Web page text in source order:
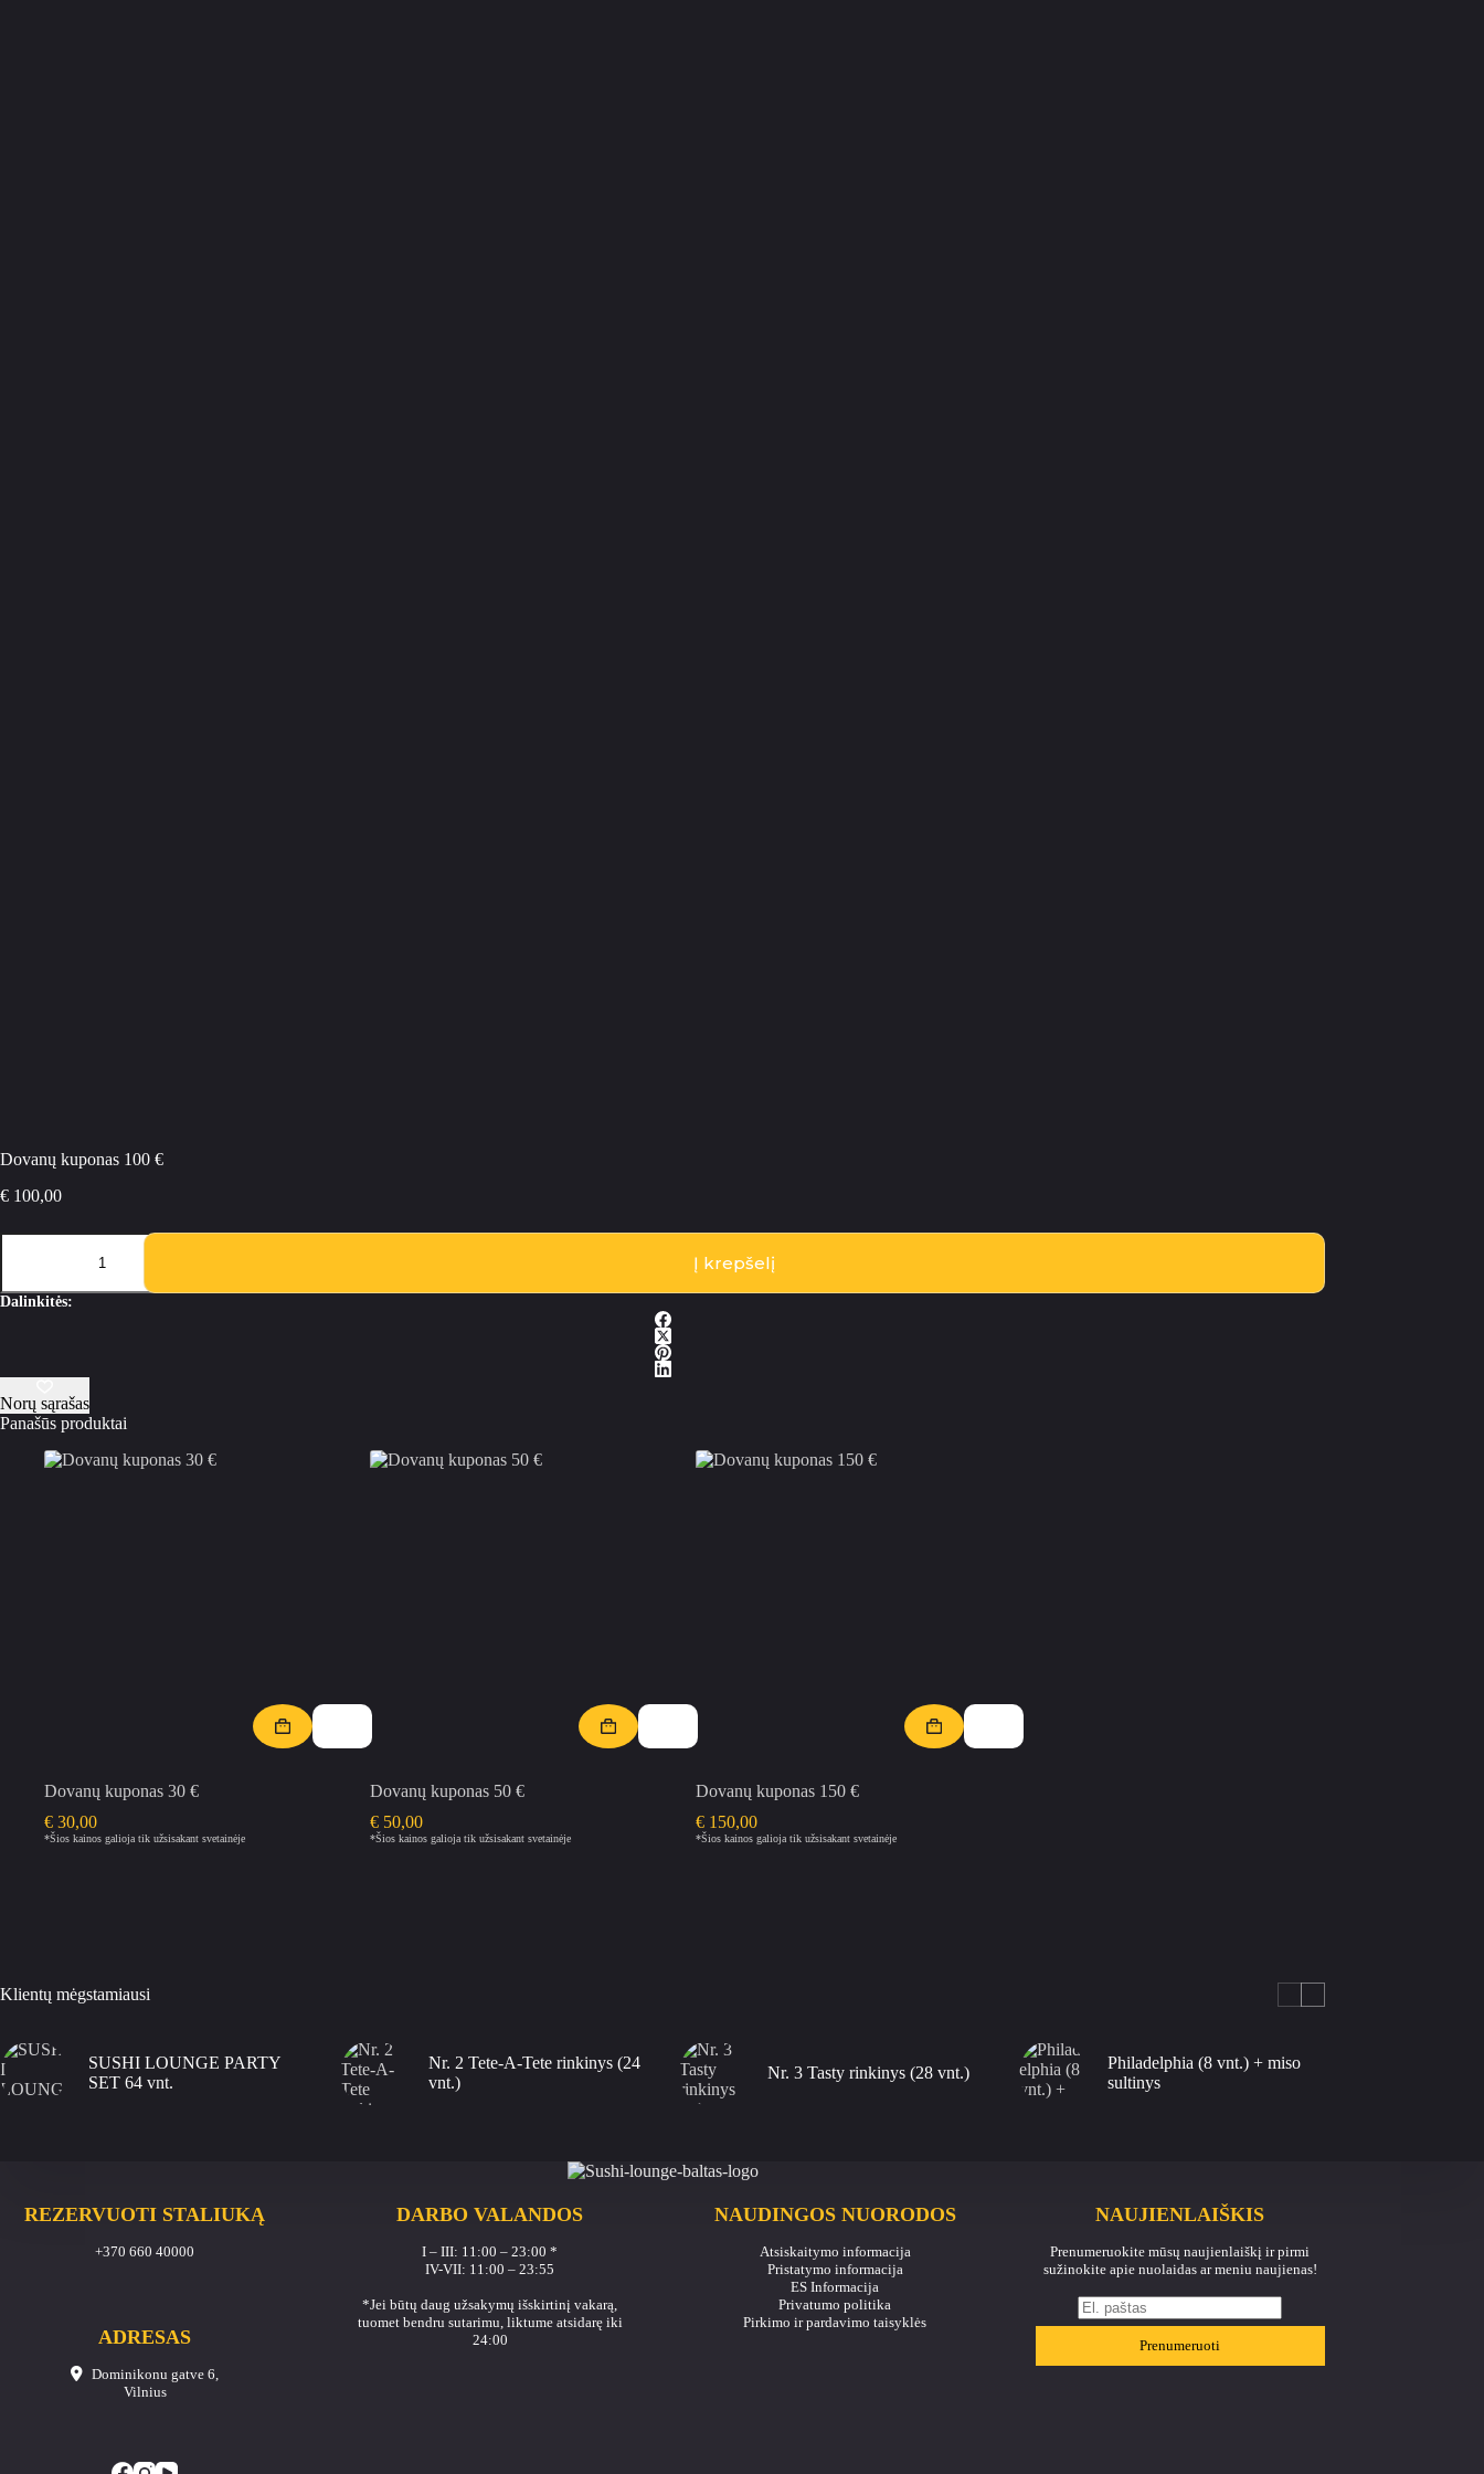
Dovanų kuponas 100 €
€ 100,00
produkto
kuponas
Į krepšelį
Dalinkitės:
Norų sąrašas
Panašūs produktai
Dovanų kuponas 30 €
€ 30,00
*Šios kainos galioja tik užsisakant svetainėje
Dovanų kuponas 50 €
€ 50,00
*Šios kainos galioja tik užsisakant svetainėje
Dovanų kuponas 150 €
€ 150,00
*Šios kainos galioja tik užsisakant svetainėje
Klientų mėgstamiausi
SUSHI LOUNGE PARTY
SET 64 vnt.
Nr. 2 Tete-A-Tete rinkinys (24
vnt.)
Nr. 3 Tasty rinkinys (28 vnt.)
Philadelphia (8 vnt.) + miso
sultinys
REZERVUOTI STALIUKĄ
+370 660 40000
ADRESAS
Dominikonu gatve 6,
Vilnius
DARBO VALANDOS
I – III: 11:00 – 23:00 *
IV-VII: 11:00 – 23:55
*Jei būtų daug užsakymų išskirtinį vakarą,
tuomet bendru sutarimu, liktume atsidarę iki
24:00
NAUDINGOS NUORODOS
Atsiskaitymo informacija
Pristatymo informacija
ES Informacija
Privatumo politika
Pirkimo ir pardavimo taisyklės
NAUJIENLAIŠKIS
Prenumeruokite mūsų naujienlaiškį ir pirmi
sužinokite apie nuolaidas ar meniu naujienas!
Prenumeruoti